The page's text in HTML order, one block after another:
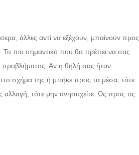
άλλες αντί να εξέχουν, μπαίνουν προς
Το πιο σημαντικό που θα πρέπει να σας
προβλήματος. Αν η θηλή σας ήταν
στο σχήμα της ή μπήκε προς τα μέσα, τότε
αλλαγή, τότε μην ανησυχείτε. Ως προς τις